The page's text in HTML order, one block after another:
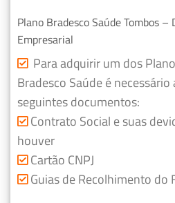
Plano Bradesco Saúde Tombos
Empresarial
Para adquirir um dos
Bradesco Saúde é
seguintes documentos:
Contrato Social e suas
houver
Cartão CNPJ
Guias de Recolhimento do